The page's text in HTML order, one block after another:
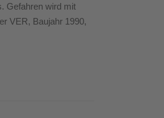
Gefahren wird mit
VER, Baujahr 1990,